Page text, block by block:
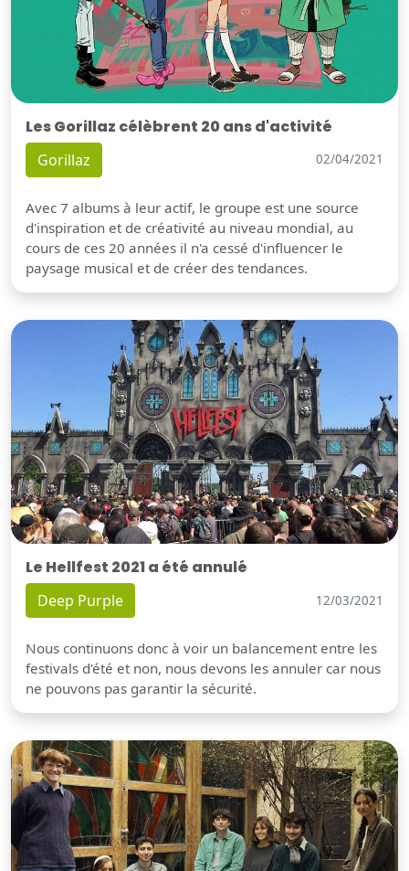
Les Gorillaz célèbrent 20 ans d'activité
Gorillaz 02/04/2021
Avec 7 albums à leur actif, le groupe est une source
d'inspiration et de créativité au niveau mondial, au
cours de ces 20 années il n'a cessé d'influencer le
paysage musical et de créer des tendances.
Le Hellfest 2021 a été annulé
Deep Purple 12/03/2021
Nous continuons donc à voir un balancement entre les
festivals d'été et non, nous devons les annuler car nous
ne pouvons pas garantir la sécurité.